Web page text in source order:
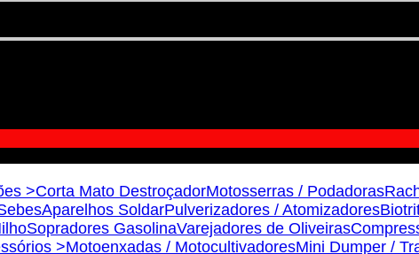
>Corta Mato DestroçadorMotosserras / Podadoras
Aparelhos SoldarPulverizadores / Atomizadores
Sopradores GasolinaVarejadores de Oliveiras
>Motoenxadas / MotocultivadoresMini Dumper /